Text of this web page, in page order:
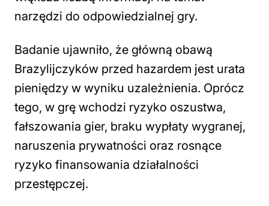
narzędzi do odpowiedzialnej gry.
Badanie ujawniło, że główną obawą
Brazylijczyków przed hazardem jest urata
pieniędzy w wyniku uzależnienia. Oprócz
tego, w grę wchodzi ryzyko oszustwa,
fałszowania gier, braku wypłaty wygranej,
naruszenia prywatności oraz rosnące
ryzyko finansowania działalności
przestępczej.